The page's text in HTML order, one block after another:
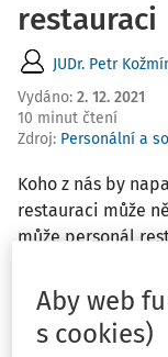
restauraci
JUDr. Petr
Vydáno: 2. 12. 2021
10 minut čtení
Zdroj: Personální a
Koho z nás by
restauraci může
může personál
přesto, i toto se
mnohokráte
tomto posledním
Aby web
s cookies)